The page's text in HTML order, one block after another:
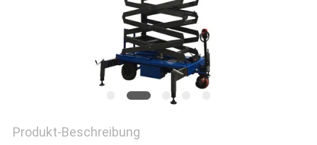
Produkt-Beschreibung